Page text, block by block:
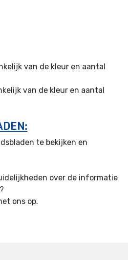
van de kleur en aantal
van de kleur en aantal
te bekijken en
over de informatie
ons op.